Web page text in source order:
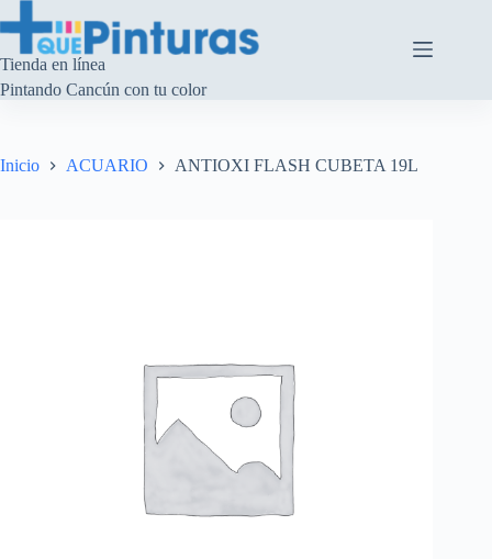
al
contenido
Tienda en línea
Pintando Cancún con tu color
Inicio ACUARIO ANTIOXI FLASH CUBETA 19L